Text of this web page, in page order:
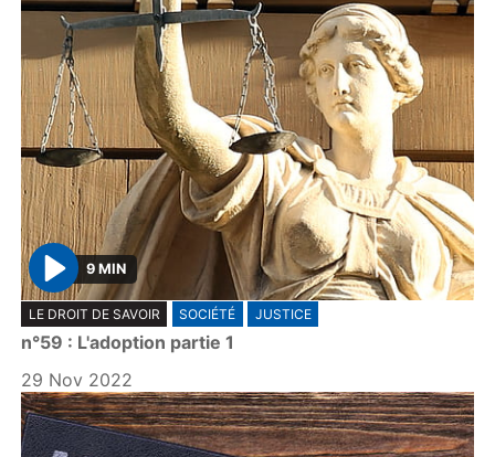
P
l
a
y
9 MIN
LE DROIT DE SAVOIR SOCIÉTÉ JUSTICE
n°59 : L'adoption partie 1
29 Nov 2022